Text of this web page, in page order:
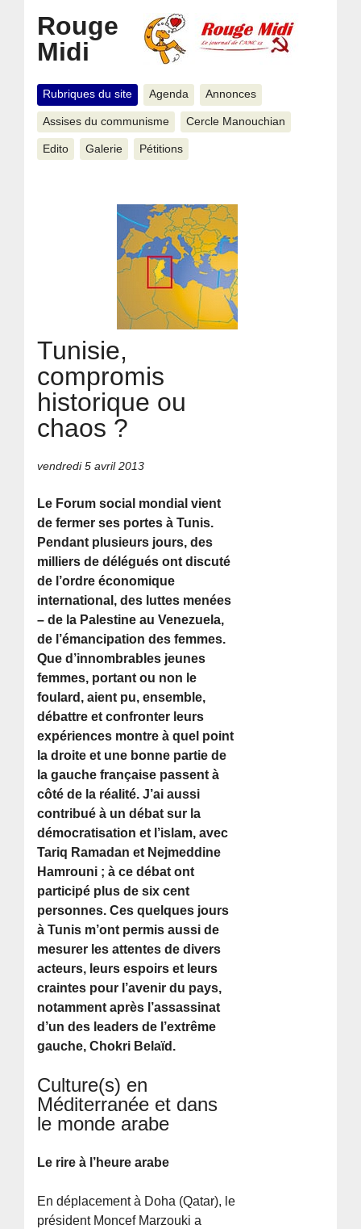
Rouge
Midi
Rubriques du site Agenda Annonces
Assises du communisme Cercle Manouchian
Edito Galerie Pétitions
Tunisie,
compromis
historique ou
chaos ?
vendredi 5 avril 2013
Le Forum social mondial vient
de fermer ses portes à Tunis.
Pendant plusieurs jours, des
milliers de délégués ont discuté
de l’ordre économique
international, des luttes menées
– de la Palestine au Venezuela,
de l’émancipation des femmes.
Que d’innombrables jeunes
femmes, portant ou non le
foulard, aient pu, ensemble,
débattre et confronter leurs
expériences montre à quel point
la droite et une bonne partie de
la gauche française passent à
côté de la réalité. J’ai aussi
contribué à un débat sur la
démocratisation et l’islam, avec
Tariq Ramadan et Nejmeddine
Hamrouni ; à ce débat ont
participé plus de six cent
personnes. Ces quelques jours
à Tunis m’ont permis aussi de
mesurer les attentes de divers
acteurs, leurs espoirs et leurs
craintes pour l’avenir du pays,
notamment après l’assassinat
d’un des leaders de l’extrême
gauche, Chokri Belaïd.
Culture(s) en
Méditerranée et dans
le monde arabe
Le rire à l’heure arabe
En déplacement à Doha (Qatar), le
président Moncef Marzouki a